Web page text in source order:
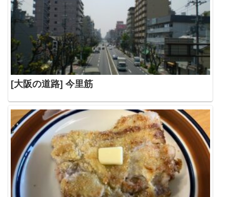
[大阪の道路] 今里筋